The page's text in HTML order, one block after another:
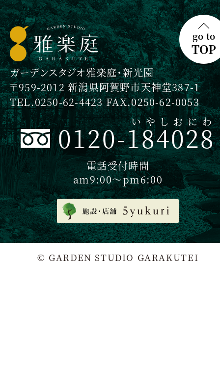
ガーデンスタジオ雅楽庭・新光園
〒959-2012 新潟県阿賀野市天神堂387-1
TEL.0250-62-4423 FAX.0250-62-0053
0120-184028
いやしおにわ
電話受付時間
am9:00〜pm6:00
go to
TOP
© GARDEN STUDIO GARAKUTEI